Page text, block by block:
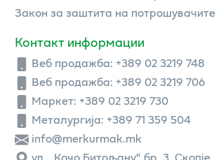
Закон за заштита на потрошувачите
Контакт информации
Веб продажба: +389 02 3219 748
Веб продажба: +389 02 3219 706
Маркет: +389 02 3219 730
Металургија: +389 71 359 504
info@merkurmak.mk